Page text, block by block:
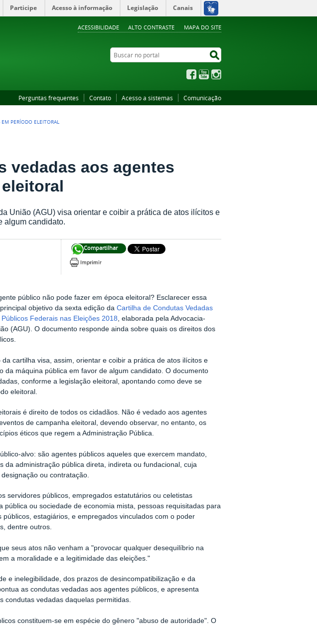
ACESSIBILIDADE ALTO CONTRASTE MAPA DO SITE
Participe Acesso à informação Legislação Canais
Buscar no portal
FacebookYouTube
Perguntas frequentes Contato Acesso a sistemas Comunicação
EM PERÍODO ELEITORAL
vedadas aos agentes
União (AGU) visa orientar e coibir a prática de atos ilícitos e
algum candidato.
Compartilhar
público não pode fazer em época eleitoral? Esclarecer essa
objetivo da sexta edição da Cartilha de Condutas Vedadas
Federais nas Eleições 2018 , elaborada pela Advocacia-
(AGU). O documento responde ainda sobre quais os direitos dos
da cartilha visa, assim, orientar e coibir a prática de atos ilícitos e
da máquina pública em favor de algum candidato. O documento
conforme a legislação eleitoral, apontando como deve se
eleitoral.
é direito de todos os cidadãos. Não é vedado aos agentes
de campanha eleitoral, devendo observar, no entanto, os
éticos que regem a Administração Pública.
alvo: são agentes públicos aqueles que exercem mandato,
administração pública direta, indireta ou fundacional, cuja
ou contratação.
servidores públicos, empregados estatutários ou celetistas
ou sociedade de economia mista, pessoas requisitadas para
estagiários, e empregados vinculados com o poder
dentre outros.
seus atos não venham a "provocar qualquer desequilíbrio na
a moralidade e a legitimidade das eleições."
e inelegibilidade, dos prazos de desincompatibilização e da
as condutas vedadas aos agentes públicos, e apresenta
condutas vedadas daquelas permitidas.
constituem-se em espécie do gênero "abuso de autoridade". O